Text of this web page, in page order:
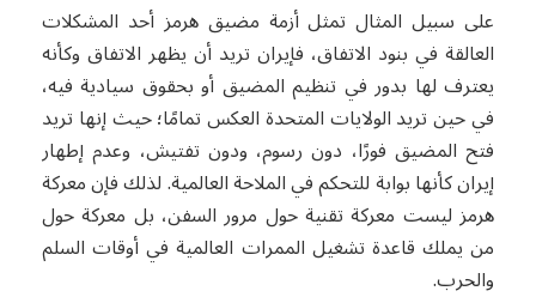
على سبيل المثال تمثل أزمة مضيق هرمز أحد المشكلات
العالقة في بنود الاتفاق، فإيران تريد أن يظهر الاتفاق وكأنه
يعترف لها بدور في تنظيم المضيق أو بحقوق سيادية فيه،
في حين تريد الولايات المتحدة العكس تمامًا؛ حيث إنها تريد
فتح المضيق فورًا، دون رسوم، ودون تفتيش، وعدم إطهار
إيران كأنها بوابة للتحكم في الملاحة العالمية. لذلك فإن معركة
هرمز ليست معركة تقنية حول مرور السفن، بل معركة حول
من يملك قاعدة تشغيل الممرات العالمية في أوقات السلم
والحرب.